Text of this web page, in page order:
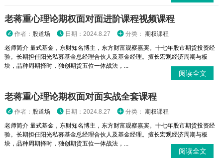
老蒋重心理论期权面对面进阶课程视频课程
作者： 股道场 日期：2024.8.27 分类： 期权课程
老师简介 量式基金，东财知名博主，东方财富观察嘉宾。十七年股市期货投资经
验。长期担任阳光私募基金总经理合伙人及基金经理。擅长宏观经济周期与板
块，品种周期择时，独创期货五位一体战法，...
阅读全文
老蒋重心理论期权面对面实战全套课程
作者： 股道场 日期：2024.8.27 分类： 期权课程
老师简介 量式基金，东财知名博主，东方财富观察嘉宾。十七年股市期货投资经
验。长期担任阳光私募基金总经理合伙人及基金经理。擅长宏观经济周期与板
块，品种周期择时，独创期货五位一体战法，...
阅读全文